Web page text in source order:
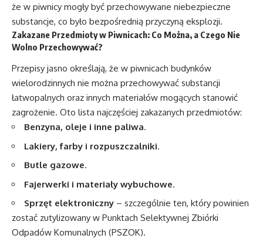
że w piwnicy mogły być przechowywane niebezpieczne
substancje, co było bezpośrednią przyczyną eksplozji.
Zakazane Przedmioty w Piwnicach: Co Można, a Czego Nie
Wolno Przechowywać?
Przepisy jasno określają, że w piwnicach budynków
wielorodzinnych nie można przechowywać substancji
łatwopalnych oraz innych materiałów mogących stanowić
zagrożenie. Oto lista najczęściej zakazanych przedmiotów:
Benzyna, oleje i inne paliwa.
Lakiery, farby i rozpuszczalniki.
Butle gazowe.
Fajerwerki i materiały wybuchowe.
Sprzęt elektroniczny – szczególnie ten, który powinien
zostać zutylizowany w Punktach Selektywnej Zbiórki
Odpadów Komunalnych (PSZOK).